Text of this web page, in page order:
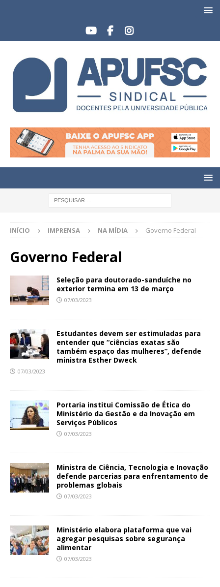
INÍCIO IMPRENSA NA MÍDIA Governo Federal
Governo Federal
Seleção para doutorado-sanduíche no
exterior termina em 13 de março
07/03/2023
Estudantes devem ser estimuladas para
entender que “ciências exatas são
também espaço das mulheres”, defende
ministra Esther Dweck
07/03/2023
Portaria institui Comissão de Ética do
Ministério da Gestão e da Inovação em
Serviços Públicos
07/03/2023
Ministra de Ciência, Tecnologia e Inovação
defende parcerias para enfrentamento de
problemas globais
07/03/2023
Ministério elabora plataforma que vai
agregar pesquisas sobre segurança
alimentar
07/03/2023